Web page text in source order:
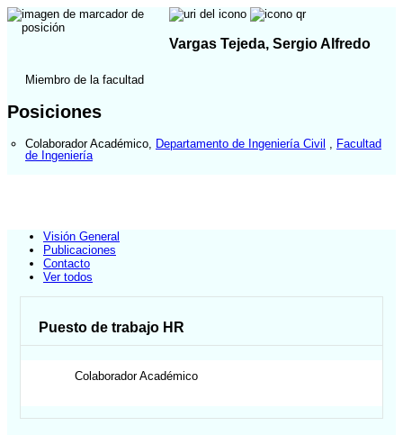
Vargas Tejeda, Sergio Alfredo
Miembro de la facultad
Posiciones
Colaborador Académico Departamento de Ingeniería Civil
Facultad
de Ingeniería
Visión General
Publicaciones
Contacto
Ver todos
Puesto de trabajo HR
Colaborador Académico